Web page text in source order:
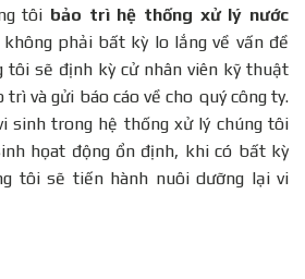
tôi bảo trì hệ thống xử lý nước
phải bất kỳ lo lắng về vấn đề
tôi sẽ định kỳ cử nhân viên kỹ thuật
và gửi báo cáo về cho quý công ty.
trong hệ thống xử lý chúng tôi
họat động ổn định, khi có bất kỳ
tôi sẽ tiến hành nuôi dưỡng lại vi